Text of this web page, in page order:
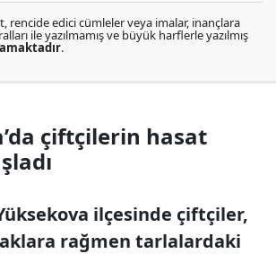
rencide edici cümleler veya imalar, inançlara
ile yazılmamış ve büyük harflerle yazılmış
.
çiftçilerin hasat
ilçesinde çiftçiler,
rağmen tarlalardaki